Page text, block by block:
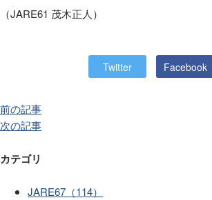
（JARE61 茂木正人）
Twitter Facebook
前の記事
次の記事
カテゴリ
JARE67（114）